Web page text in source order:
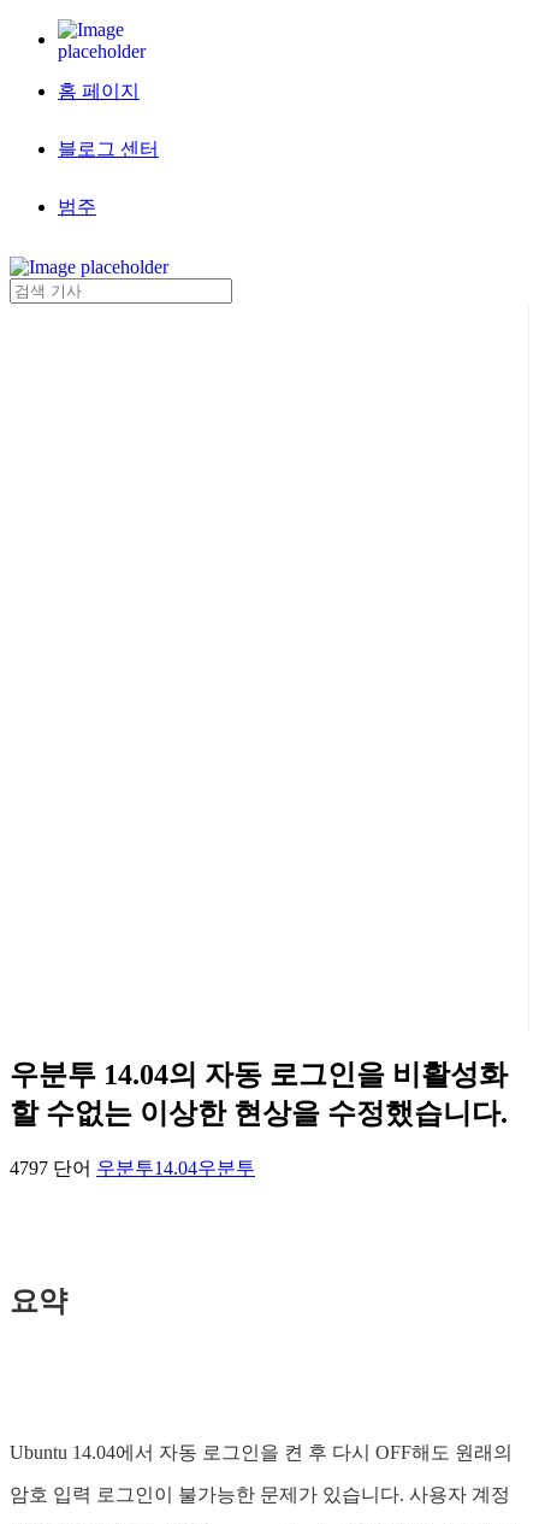
홈 페이지
블로그 센터
범주
우분투 14.04의 자동 로그인을 비활성화
할 수없는 이상한 현상을 수정했습니다.
4797 단어 우분투14.04우분투
요약
Ubuntu 14.04에서 자동 로그인을 켠 후 다시 OFF해도 원래의
암호 입력 로그인이 불가능한 문제가 있습니다. 사용자 계정